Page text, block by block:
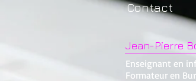
Contact
Jean-Pierre
Enseignant en
Formateur en